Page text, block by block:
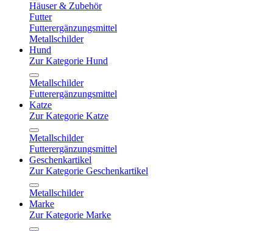
Häuser & Zubehör
Futter
Futterergänzungsmittel
Metallschilder
Hund
Zur Kategorie Hund
Metallschilder
Futterergänzungsmittel
Katze
Zur Kategorie Katze
Metallschilder
Futterergänzungsmittel
Geschenkartikel
Zur Kategorie Geschenkartikel
Metallschilder
Marke
Zur Kategorie Marke